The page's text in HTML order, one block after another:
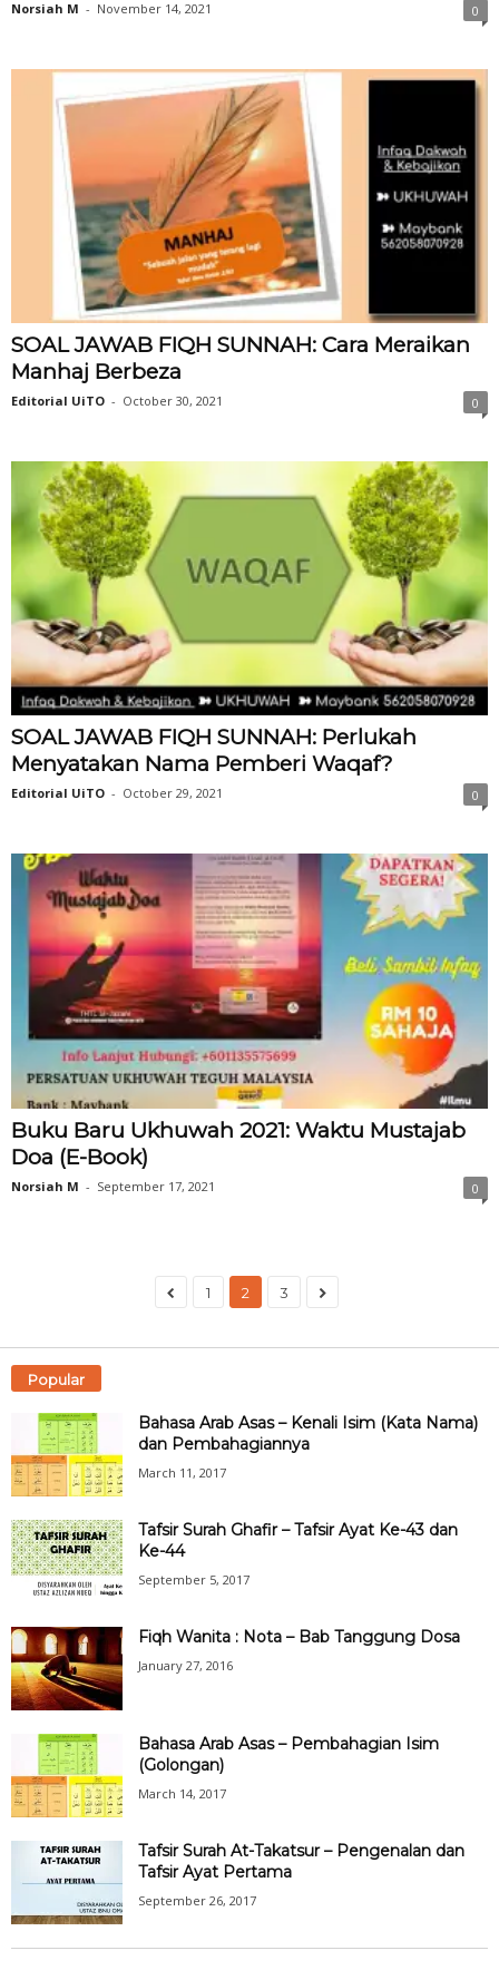
Norsiah M - November 14, 2021 0
SOAL JAWAB FIQH SUNNAH: Cara Meraikan
Manhaj Berbeza
Editorial UiTO - October 30, 2021 0
SOAL JAWAB FIQH SUNNAH: Perlukah
Menyatakan Nama Pemberi Waqaf?
Editorial UiTO - October 29, 2021 0
Buku Baru Ukhuwah 2021: Waktu Mustajab
Doa (E-Book)
Norsiah M - September 17, 2021 0
1 2 3
Popular
Bahasa Arab Asas – Kenali Isim (Kata Nama)
dan Pembahagiannya
March 11, 2017
Tafsir Surah Ghafir – Tafsir Ayat Ke-43 dan
Ke-44
September 5, 2017
Fiqh Wanita : Nota – Bab Tanggung Dosa
January 27, 2016
Bahasa Arab Asas – Pembahagian Isim
(Golongan)
March 14, 2017
Tafsir Surah At-Takatsur – Pengenalan dan
Tafsir Ayat Pertama
September 26, 2017